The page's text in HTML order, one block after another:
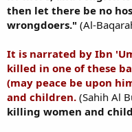
then let there be no
wrongdoers." (Al-
It is narrated by Ibn
killed in one of these
(may peace be upon
and children. (Sahih Al
killing women and